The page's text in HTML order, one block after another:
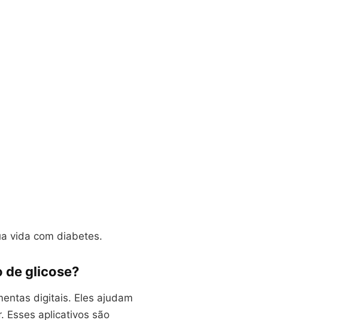
vida com diabetes.
de glicose?
digitais. Eles ajudam
Esses aplicativos são